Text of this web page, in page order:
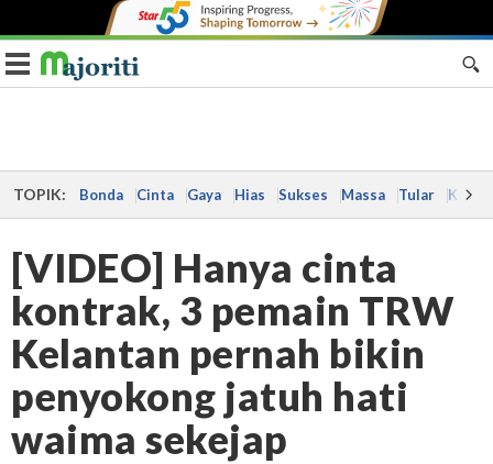
Toggle navigation
TOPIK: Bonda Cinta Gaya Hias Sukses Massa Tular Kes
[VIDEO] Hanya cinta
kontrak, 3 pemain TRW
Kelantan pernah bikin
penyokong jatuh hati
waima sekejap